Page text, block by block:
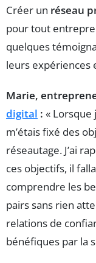
Créer un réseau
pour tout
quelques
leurs expériences
Marie,
digital : « Lorsque
m’étais fixé des
réseautage. J’ai
ces objectifs, il
comprendre les
pairs sans rien
relations de
bénéfiques par la